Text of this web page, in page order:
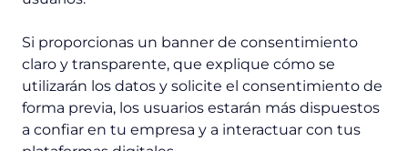
Si proporcionas un banner de consentimiento
claro y transparente, que explique cómo se
utilizarán los datos y solicite el consentimiento de
forma previa, los usuarios estarán más dispuestos
a confiar en tu empresa y a interactuar con tus